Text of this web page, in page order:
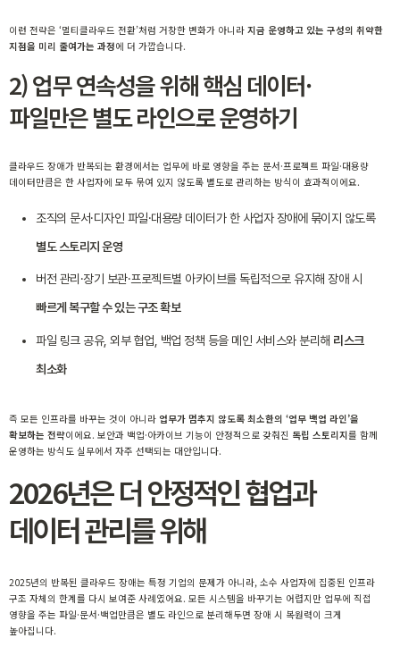
이런 전략은 ‘멀티클라우드 전환’처럼 거창한 변화가 아니라 지금 운영하고 있는 구성의 취약한
지점을 미리 줄여가는 과정에 더 가깝습니다.
2) 업무 연속성을 위해 핵심 데이터·
파일만은 별도 라인으로 운영하기
클라우드 장애가 반복되는 환경에서는 업무에 바로 영향을 주는 문서·프로젝트 파일·대용량
데이터만큼은 한 사업자에 모두 묶여 있지 않도록 별도로 관리하는 방식이 효과적이에요.
조직의 문서·디자인 파일·대용량 데이터가 한 사업자 장애에 묶이지 않도록
별도 스토리지 운영
버전 관리·장기 보관·프로젝트별 아카이브를 독립적으로 유지해 장애 시
빠르게 복구할 수 있는 구조 확보
파일 링크 공유, 외부 협업, 백업 정책 등을 메인 서비스와 분리해 리스크
최소화
즉 모든 인프라를 바꾸는 것이 아니라 업무가 멈추지 않도록 최소한의 ‘업무 백업 라인’을
확보하는 전략이에요. 보안과 백업·아카이브 기능이 안정적으로 갖춰진 독립 스토리지를 함께
운영하는 방식도 실무에서 자주 선택되는 대안입니다.
2026년은 더 안정적인 협업과
데이터 관리를 위해
2025년의 반복된 클라우드 장애는 특정 기업의 문제가 아니라, 소수 사업자에 집중된 인프라
구조 자체의 한계를 다시 보여준 사례였어요. 모든 시스템을 바꾸기는 어렵지만 업무에 직접
영향을 주는 파일·문서·백업만큼은 별도 라인으로 분리해두면 장애 시 복원력이 크게
높아집니다.